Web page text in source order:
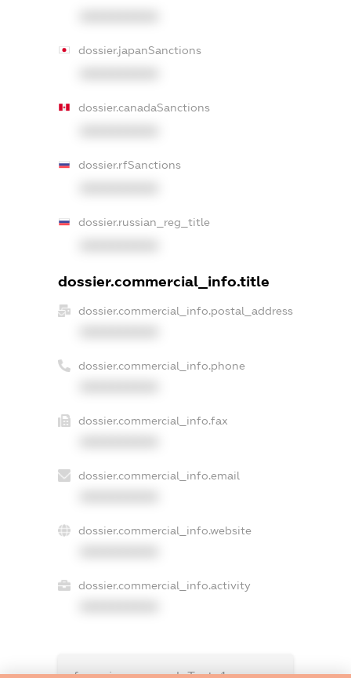
dossier.japanSanctions
dossier.canadaSanctions
dossier.rfSanctions
dossier.russian_reg_title
dossier.commercial_info.title
dossier.commercial_info.postal_address
dossier.commercial_info.phone
dossier.commercial_info.fax
dossier.commercial_info.email
dossier.commercial_info.website
dossier.commercial_info.activity